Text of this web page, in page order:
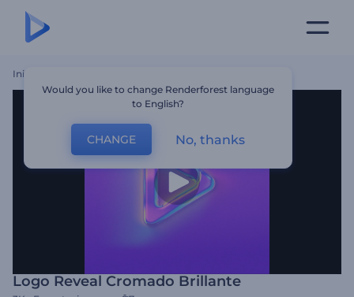
Inicio
Logo Reveal Cromado Brillante
Would you like to change Renderforest language
to English?
CHANGE No, thanks